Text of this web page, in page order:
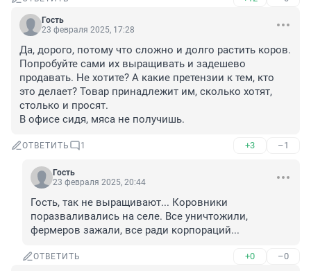
Гость
23 февраля 2025, 17:28
Да, дорого, потому что сложно и долго растить коров.
Попробуйте сами их выращивать и задешево
продавать. Не хотите? А какие претензии к тем, кто
это делает? Товар принадлежит им, сколько хотят,
столько и просят.
В офисе сидя, мяса не получишь.
ОТВЕТИТЬ 1 +3 –1
Гость
23 февраля 2025, 20:44
Гость, так не выращивают... Коровники
поразваливались на селе. Все уничтожили,
фермеров зажали, все ради корпораций...
ОТВЕТИТЬ +0 –0